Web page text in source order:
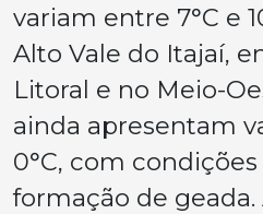
variam entre 7°C e
Alto Vale do Itajaí,
Litoral e no Meio-
ainda apresentam
0°C, com
formação de geada.